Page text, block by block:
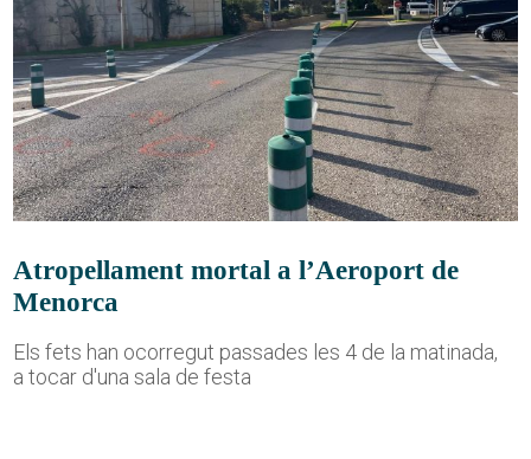
Atropellament mortal a l’Aeroport de
Menorca
Els fets han ocorregut passades les 4 de la matinada,
a tocar d'una sala de festa